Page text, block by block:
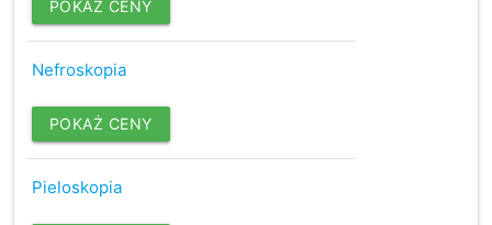
POKAŻ CENY
Nefroskopia
POKAŻ CENY
Pieloskopia